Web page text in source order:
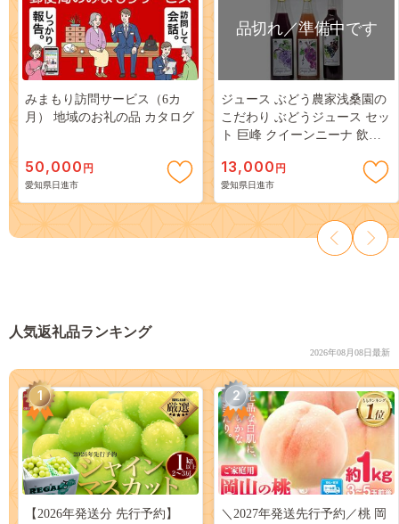
みまもり訪問サービス（6カ
月） 地域のお礼の品 カタログ
50,000 円
愛知県日進市
品切れ／準備中です
ジュース ぶどう農家浅桑園の
こだわり ぶどうジュース セッ
ト 巨峰 クイーンニーナ 飲み
果物 フルーツ フルーツジュー
ス 飲み比べセット 果汁ジュー
ス 贈答 詰め合わせ ギフト 贈
り物 プレゼント 愛知 愛知県
日進市
13,000 円
愛知県日進市
人気返礼品ランキング
2026年08月08日最新
1
【2026年発送分 先行予約】
2
＼2027年発送先行予約／桃 岡